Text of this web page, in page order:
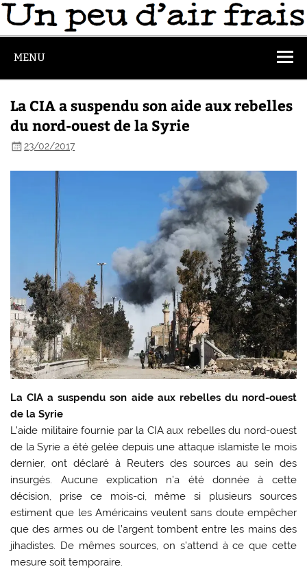
MENU
La CIA a suspendu son aide aux rebelles
du nord-ouest de la Syrie
23/02/2017
La CIA a suspendu son aide aux rebelles du nord-ouest
de la Syrie
L’aide militaire fournie par la CIA aux rebelles du nord-ouest
de la Syrie a été gelée depuis une attaque islamiste le mois
dernier, ont déclaré à Reuters des sources au sein des
insurgés. Aucune explication n’a été donnée à cette
décision, prise ce mois-ci, même si plusieurs sources
estiment que les Américains veulent sans doute empêcher
que des armes ou de l’argent tombent entre les mains des
jihadistes. De mêmes sources, on s’attend à ce que cette
mesure soit temporaire.